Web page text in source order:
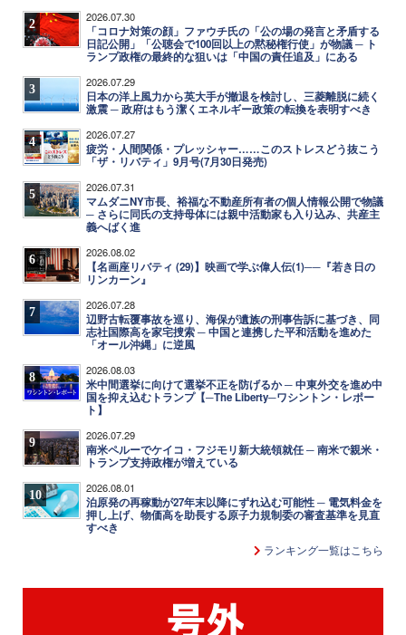
2 2026.07.30
「コロナ対策の顔」ファウチ氏の「公の場の発言と矛盾する
日記公開」「公聴会で100回以上の黙秘権行使」が物議 ─ ト
ランプ政権の最終的な狙いは「中国の責任追及」にある
3 2026.07.29
日本の洋上風力から英大手が撤退を検討し、三菱離脱に続く
激震 ─ 政府はもう潔くエネルギー政策の転換を表明すべき
4 2026.07.27
疲労・人間関係・プレッシャー……このストレスどう抜こう
「ザ・リバティ」9月号(7月30日発売)
5 2026.07.31
マムダニNY市長、裕福な不動産所有者の個人情報公開で物議
─ さらに同氏の支持母体には親中活動家も入り込み、共産主
義へばく進
6 2026.08.02
【名画座リバティ (29)】映画で学ぶ偉人伝(1)──『若き日の
リンカーン』
7 2026.07.28
辺野古転覆事故を巡り、海保が遺族の刑事告訴に基づき、同
志社国際高を家宅捜索 ─ 中国と連携した平和活動を進めた
「オール沖縄」に逆風
8 2026.08.03
米中間選挙に向けて選挙不正を防げるか ─ 中東外交を進め中
国を抑え込むトランプ【─The Liberty─ワシントン・レポー
ト】
9 2026.07.29
南米ペルーでケイコ・フジモリ新大統領就任 ─ 南米で親米・
トランプ支持政権が増えている
10 2026.08.01
泊原発の再稼動が27年末以降にずれ込む可能性 ─ 電気料金を
押し上げ、物価高を助長する原子力規制委の審査基準を見直
すべき
ランキング一覧はこちら